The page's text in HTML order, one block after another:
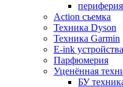
периферия
Action съемка
Техника Dyson
Техника Garmin
E-ink устройства
Парфюмерия
Уценённая
БУ